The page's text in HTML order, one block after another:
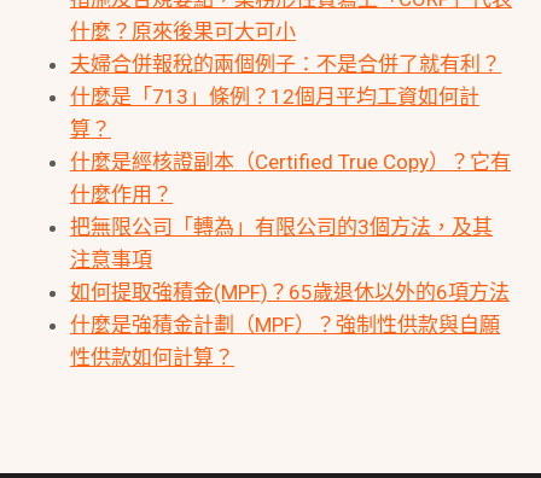
什麼？原來後果可大可小
夫婦合併報稅的兩個例子：不是合併了就有利？
什麼是「713」條例？12個月平均工資如何計
算？
什麼是經核證副本（Certified True Copy）？它有
什麼作用？
把無限公司「轉為」有限公司的3個方法，及其
注意事項
如何提取強積金(MPF)？65歲退休以外的6項方法
什麼是強積金計劃（MPF）？強制性供款與自願
性供款如何計算？